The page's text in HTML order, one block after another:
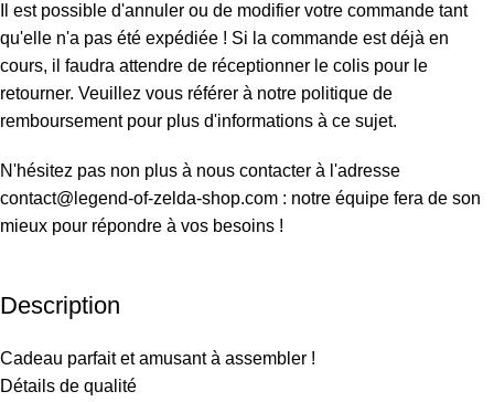
Il est possible d'annuler ou de modifier votre commande tant
qu'elle n'a pas été expédiée ! Si la commande est déjà en
cours, il faudra attendre de réceptionner le colis pour le
retourner. Veuillez vous référer à notre politique de
remboursement pour plus d'informations à ce sujet.
N'hésitez pas non plus à nous contacter à l'adresse
contact@legend-of-zelda-shop.com : notre équipe fera de son
mieux pour répondre à vos besoins !
Description
Cadeau parfait et amusant à assembler !
Détails de qualité